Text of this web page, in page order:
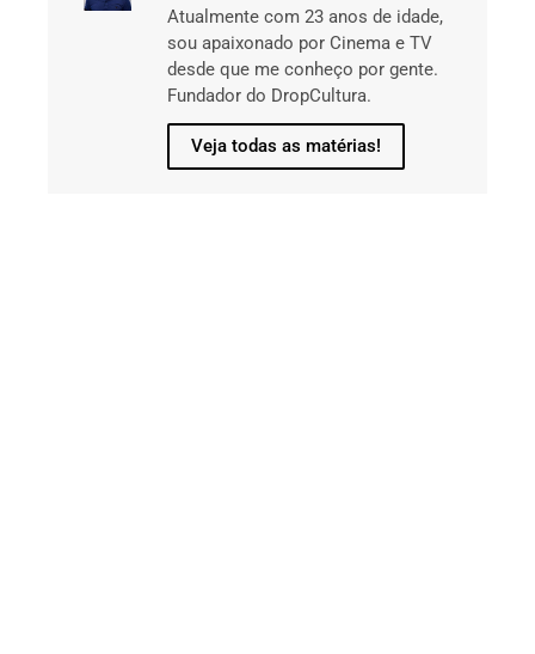
Atualmente com 23 anos de idade,
sou apaixonado por Cinema e TV
desde que me conheço por gente.
Fundador do DropCultura.
Veja todas as matérias!